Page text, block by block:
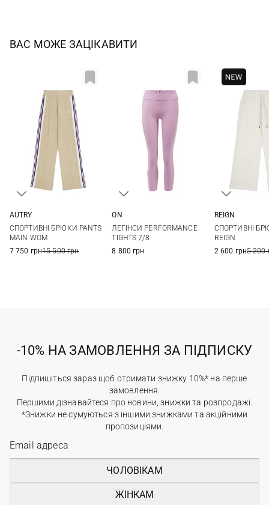
ВАС МОЖЕ ЗАЦІКАВИТИ
AUTRY
СПОРТИВНІ БРЮКИ PANTS
MAIN WOM
7 750 грн15 500 грн
ON
ЛЕГІНСИ PERFORMANCE
TIGHTS 7/8
8 800 грн
REIGN
СПОРТИВНІ
REIGN
2 600 грн5 200
-10% НА ЗАМОВЛЕННЯ ЗА ПІДПИСКУ
Підпишіться зараз щоб отримати знижку 10%* на перше
замовлення.
Першими дізнавайтеся про новини, знижки та розпродажі.
*Знижки не сумуються з іншими знижками та акційними
пропозиціями.
ЧОЛОВІКАМ
ЖІНКАМ